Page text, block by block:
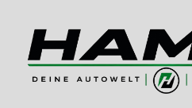
ÜBER UNS